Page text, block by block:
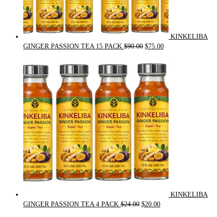
KINKELIBA
GINGER PASSION TEA 15 PACK $90.00 Original
was:
$90.00.
$75.00Current
is:
$75.00.
KINKELIBA
GINGER PASSION TEA 4 PACK $24.00 Original
$20.00Current